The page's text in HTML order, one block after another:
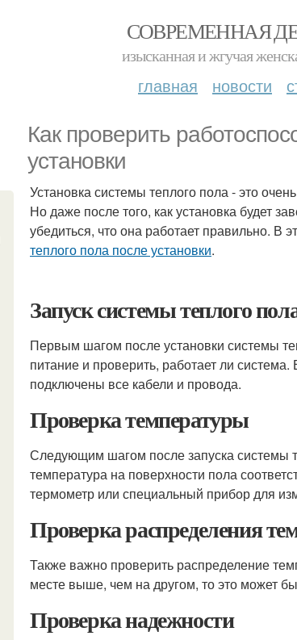
СОВРЕМЕННАЯ
изысканная и жгучая
главная новости
Как проверить
установки
Установка системы теплого пола - это
Но даже после того, как установка будет
убедиться, что она работает правильно. В
теплого пола после установки.
Запуск системы теплого
Первым шагом после установки системы
питание и проверить, работает ли
подключены все кабели и провода.
Проверка температуры
Следующим шагом после запуска системы
температура на поверхности пола
термометр или специальный прибор для
Проверка распределения
Также важно проверить распределение
месте выше, чем на другом, то это может
Проверка надежности